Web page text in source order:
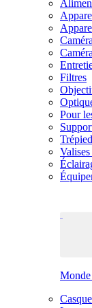
Filtres
Pour